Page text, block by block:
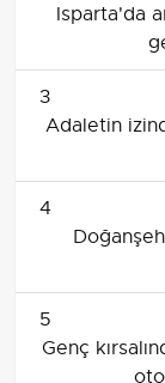
Isparta'da
3
Adaletin
4
5
Genç